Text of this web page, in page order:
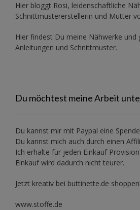
Hier bloggt Rosi, leidenschaftliche
Schnittmustererstellerin und Mutter
Hier findest Du meine Nähwerke und
Anleitungen und Schnittmuster.
Du möchtest meine Arbeit
Du kannst mir mit Paypal eine
Du kannst mich auch durch einen
Ich erhalte für jeden Einkauf
Einkauf wird dadurch nicht teurer.
Jetzt kreativ bei buttinette.de shoppen!
www.stoffe.de